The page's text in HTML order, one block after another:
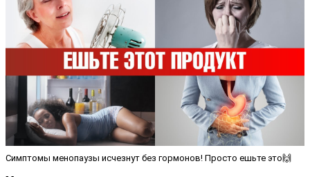
Симптомы менопаузы исчезнут без гормонов! Просто ешьте это🙌